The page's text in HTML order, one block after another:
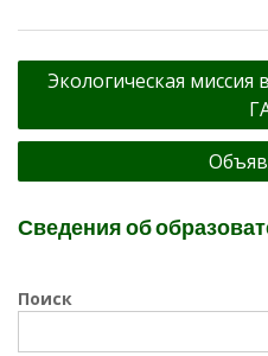
Навигация
записям
Экологическая миссия
Сведения об
Поиск